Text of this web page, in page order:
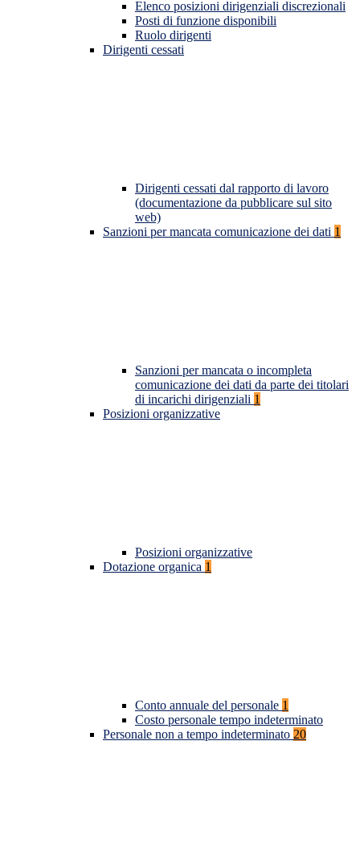
Elenco posizioni dirigenziali discrezionali
Posti di funzione disponibili
Ruolo dirigenti
Dirigenti cessati
Dirigenti cessati dal rapporto di lavoro
(documentazione da pubblicare sul sito
web)
Sanzioni per mancata comunicazione dei dati 1
Sanzioni per mancata o incompleta
comunicazione dei dati da parte dei titolari
di incarichi dirigenziali 1
Posizioni organizzative
Posizioni organizzative
Dotazione organica 1
Conto annuale del personale 1
Costo personale tempo indeterminato
Personale non a tempo indeterminato 20